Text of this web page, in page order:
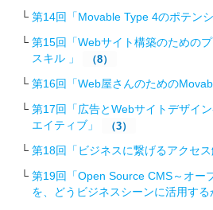
第14回「Movable Type 4のポテンシ
第15回「Webサイト構築のための
スキル 」
（8）
第16回「Web屋さんのための
第17回「広告とWebサイトデザイ
エイティブ」
（3）
第18回「ビジネスに繋げるアクセス
第19回「Open Source CMS～オー
を、どうビジネスシーンに活用する